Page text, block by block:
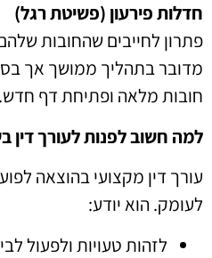
חדלות פירעון (פשיטת רגל)
פתרון לחייבים שהחובות
מדובר בתהליך ממושך אך
חובות מלאה ופתיחת דף חדש.
למה חשוב לפנות לעורך דין
עורך דין מקצועי בהוצאה
לעומק. הוא יודע:
לזהות טעויות ולפעול